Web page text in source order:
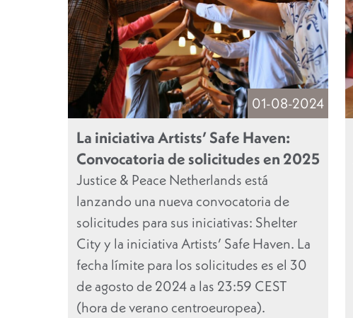
01-08-2024
La iniciativa Artists’ Safe Haven:
Convocatoria de solicitudes en 2025
Justice & Peace Netherlands está
lanzando una nueva convocatoria de
solicitudes para sus iniciativas: Shelter
City y la iniciativa Artists’ Safe Haven. La
fecha límite para los solicitudes es el 30
de agosto de 2024 a las 23:59 CEST
(hora de verano centroeuropea).